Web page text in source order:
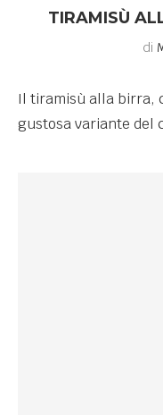
TIRAMISÙ
di
Il tiramisù alla birra,
gustosa variante del